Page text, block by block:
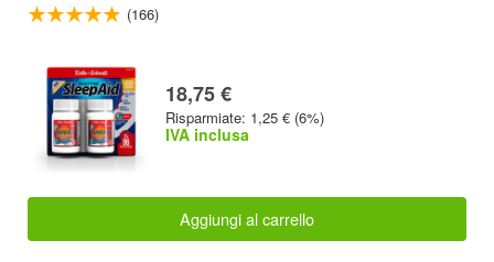
(166)
18,75 €
Risparmiate: 1,25 € (6%)
IVA inclusa
Aggiungi al carrello